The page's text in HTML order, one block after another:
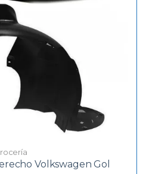
Volkswagen Gol